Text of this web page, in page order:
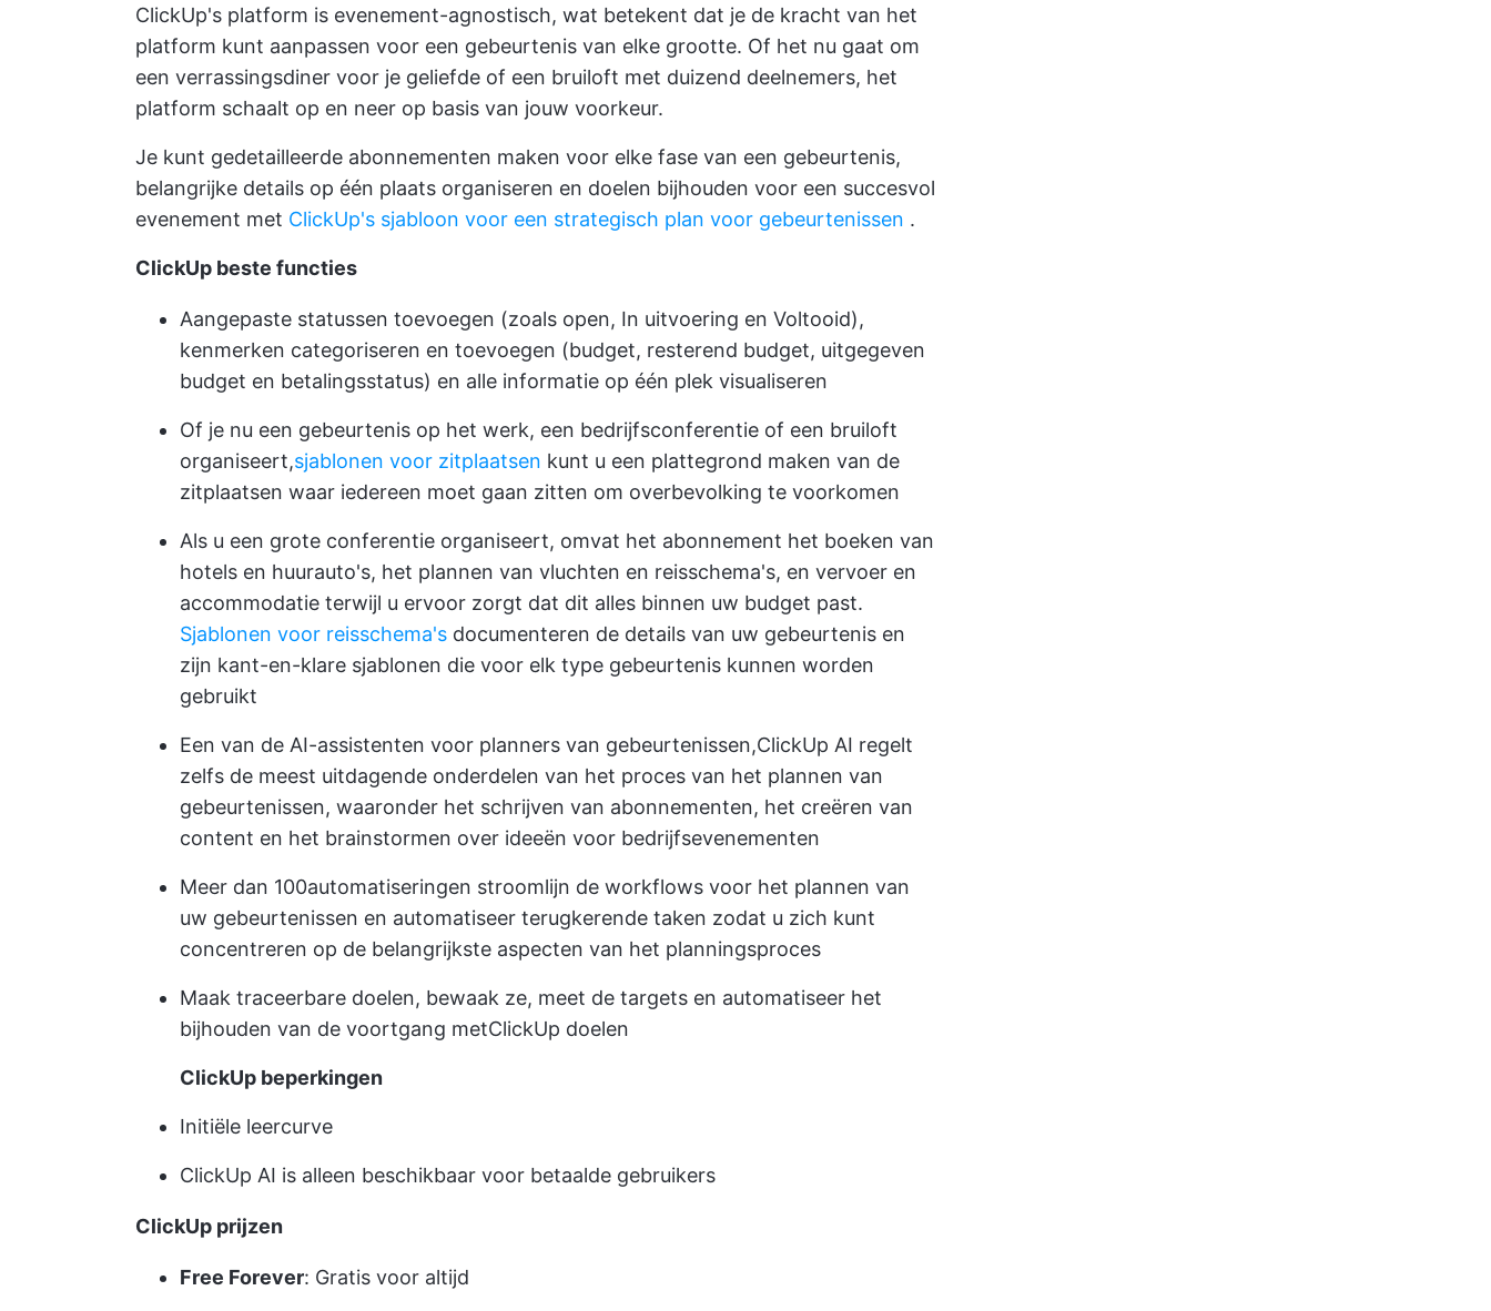
ClickUp's platform is evenement-agnostisch, wat betekent dat je de kracht van het
platform kunt aanpassen voor een gebeurtenis van elke grootte. Of het nu gaat om
een verrassingsdiner voor je geliefde of een bruiloft met duizend deelnemers, het
platform schaalt op en neer op basis van jouw voorkeur.
Je kunt gedetailleerde abonnementen maken voor elke fase van een gebeurtenis,
belangrijke details op één plaats organiseren en doelen bijhouden voor een succesvol
evenement met ClickUp's sjabloon voor een strategisch plan voor gebeurtenissen .
ClickUp beste functies
Aangepaste statussen toevoegen (zoals open, In uitvoering en Voltooid),
kenmerken categoriseren en toevoegen (budget, resterend budget, uitgegeven
budget en betalingsstatus) en alle informatie op één plek visualiseren
Of je nu een gebeurtenis op het werk, een bedrijfsconferentie of een bruiloft
organiseert,sjablonen voor zitplaatsen kunt u een plattegrond maken van de
zitplaatsen waar iedereen moet gaan zitten om overbevolking te voorkomen
Als u een grote conferentie organiseert, omvat het abonnement het boeken van
hotels en huurauto's, het plannen van vluchten en reisschema's, en vervoer en
accommodatie terwijl u ervoor zorgt dat dit alles binnen uw budget past.
Sjablonen voor reisschema's documenteren de details van uw gebeurtenis en
zijn kant-en-klare sjablonen die voor elk type gebeurtenis kunnen worden
gebruikt
Een van de AI-assistenten voor planners van gebeurtenissen,ClickUp AI regelt
zelfs de meest uitdagende onderdelen van het proces van het plannen van
gebeurtenissen, waaronder het schrijven van abonnementen, het creëren van
content en het brainstormen over ideeën voor bedrijfsevenementen
Meer dan 100automatiseringen stroomlijn de workflows voor het plannen van
uw gebeurtenissen en automatiseer terugkerende taken zodat u zich kunt
concentreren op de belangrijkste aspecten van het planningsproces
Maak traceerbare doelen, bewaak ze, meet de targets en automatiseer het
bijhouden van de voortgang metClickUp doelen
ClickUp beperkingen
Initiële leercurve
ClickUp AI is alleen beschikbaar voor betaalde gebruikers
ClickUp prijzen
Free Forever: Gratis voor altijd